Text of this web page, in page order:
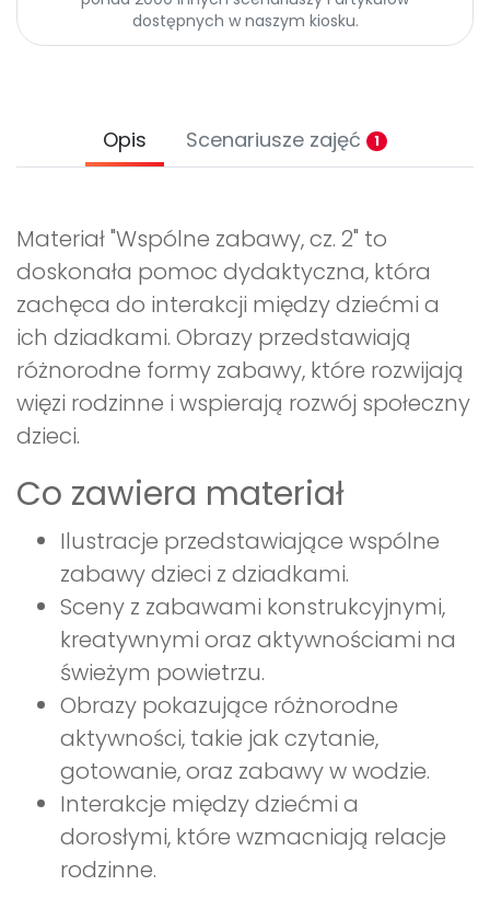
dostępnych w naszym kiosku.
Opis Scenariusze zajęć 1
Materiał "Wspólne zabawy, cz. 2" to
doskonała pomoc dydaktyczna, która
zachęca do interakcji między dziećmi a
ich dziadkami. Obrazy przedstawiają
różnorodne formy zabawy, które rozwijają
więzi rodzinne i wspierają rozwój społeczny
dzieci.
Co zawiera materiał
Ilustracje przedstawiające wspólne
zabawy dzieci z dziadkami.
Sceny z zabawami konstrukcyjnymi,
kreatywnymi oraz aktywnościami na
świeżym powietrzu.
Obrazy pokazujące różnorodne
aktywności, takie jak czytanie,
gotowanie, oraz zabawy w wodzie.
Interakcje między dziećmi a
dorosłymi, które wzmacniają relacje
rodzinne.